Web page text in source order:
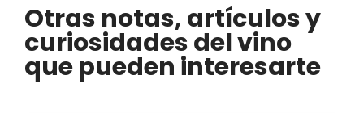
Otras notas, artículos y
curiosidades del vino
que pueden interesarte